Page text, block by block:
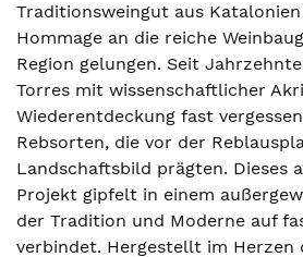
Traditionsweingut aus
Hommage an die reiche
Region gelungen. Seit
Torres mit wissenschaftlicher
Wiederentdeckung fast
Rebsorten, die vor der
Landschaftsbild prägten. Dieses
Projekt gipfelt in einem
der Tradition und Moderne auf
verbindet. Hergestellt im Herzen